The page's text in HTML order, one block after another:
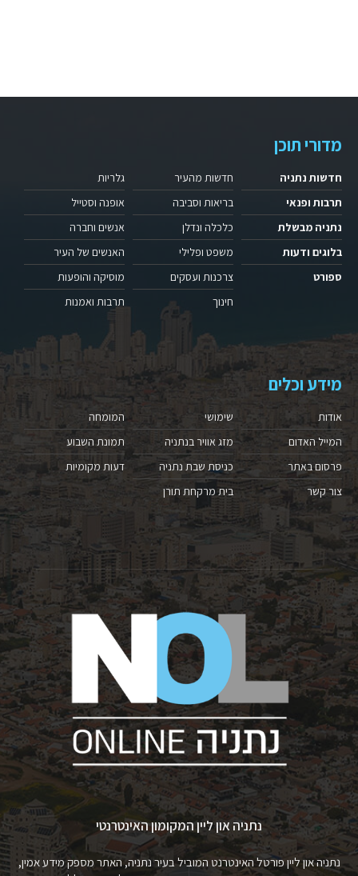
מדורי תוכן
חדשות נתניה
תרבות ופנאי
נתניה מבשלת
בלוגים ודעות
ספורט
חדשות מהעיר
בריאות וסביבה
כלכלה ונדלן
משפט ופלילי
צרכנות ועסקים
חינוך
גלריות
אופנה וסטייל
אנשים וחברה
האנשים של העיר
מוסיקה והופעות
תרבות ואמנות
מידע וכלים
אודות
המייל האדום
פרסום באתר
צור קשר
שימושי
מזג אוויר בנתניה
כניסת שבת נתניה
בית מרקחת תורן
המומחה
תמונת השבוע
דעות מקומיות
נתניה און ליין המקומון האינטרנטי
נתניה און ליין פורטל האינטרנט המוביל בעיר נתניה, האתר מספק מידע אמין,